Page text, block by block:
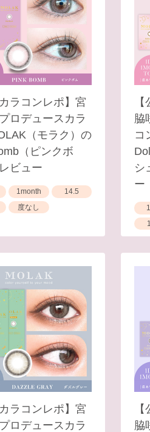
カラコンレポ】宮
ロデュースカラ
（モラク）の
（ピンクボ
ビュー
1month
14.5
度なし
脇
コ
シ
ー
カラコンレポ】宮
ロデュースカラ
脇